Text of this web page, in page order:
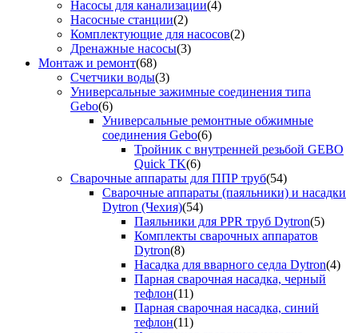
Насосы для канализации(4)
Насосные станции(2)
Комплектующие для насосов(2)
Дренажные насосы(3)
Монтаж и ремонт(68)
Счетчики воды(3)
Универсальные зажимные соединения типа
Gebo(6)
Универсальные ремонтные обжимные
соединения Gebo(6)
Тройник с внутренней резьбой GEBO
Quick TK(6)
Сварочные аппараты для ППР труб(54)
Сварочные аппараты (паяльники) и насадки
Dytron (Чехия)(54)
Паяльники для PPR труб Dytron(5)
Комплекты сварочных аппаратов
Dytron(8)
Насадка для вварного седла Dytron(4)
Парная сварочная насадка, черный
тефлон(11)
Парная сварочная насадка, синий
тефлон(11)